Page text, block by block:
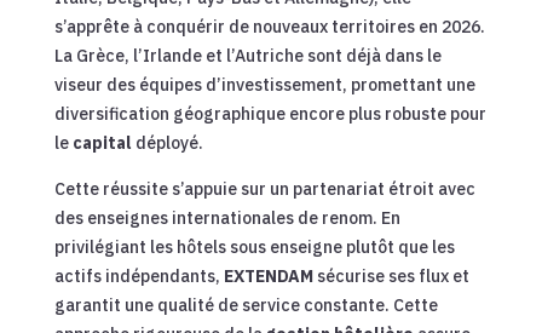
s’apprête à conquérir de nouveaux territoires en 2026.
La Grèce, l’Irlande et l’Autriche sont déjà dans le
viseur des équipes d’investissement, promettant une
diversification géographique encore plus robuste pour
le capital déployé.
Cette réussite s’appuie sur un partenariat étroit avec
des enseignes internationales de renom. En
privilégiant les hôtels sous enseigne plutôt que les
actifs indépendants, EXTENDAMsécurise ses flux et
garantit une qualité de service constante. Cette